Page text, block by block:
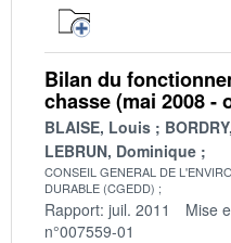
Bilan du
chasse (mai 2008 -
BLAISE, Louis
LEBRUN, Dominique
CONSEIL GENERAL DE
DURABLE (CGEDD)
Rapport: juil. 2011 Mise
n°007559-01